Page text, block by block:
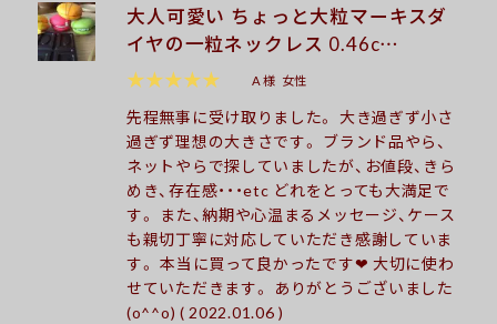
大人可愛い ちょっと大粒マーキスダ
イヤの一粒ネックレス 0.46c…
★★★★★
A 様 女性
先程無事に受け取りました。 大き過ぎず小さ
過ぎず理想の大きさです。 ブランド品やら、
ネットやらで探していましたが、お値段、きら
めき、存在感・・・etc どれをとっても大満足で
す。 また、納期や心温まるメッセージ、ケース
も親切丁寧に対応していただき感謝していま
す。 本当に買って良かったです❤︎ 大切に使わ
せていただきます。 ありがとうございました
(o^^o) ( 2022.01.06 )